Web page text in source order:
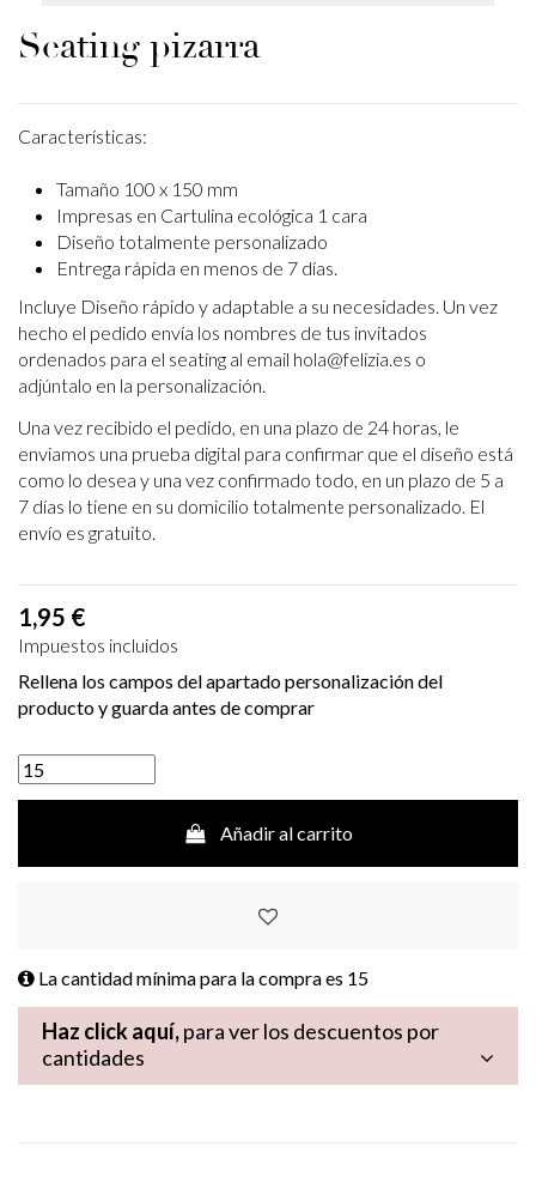
Seating pizarra
Características:
Tamaño 100 x 150 mm
Impresas en Cartulina ecológica 1 cara
Diseño totalmente personalizado
Entrega rápida en menos de 7 días.
Incluye Diseño rápido y adaptable a su necesidades. Un vez
hecho el pedido envía los nombres de tus invitados
ordenados para el seating al email hola@felizia.es o
adjúntalo en la personalización.
Una vez recibido el pedido, en una plazo de 24 horas, le
enviamos una prueba digital para confirmar que el diseño está
como lo desea y una vez confirmado todo, en un plazo de 5 a
7 días lo tiene en su domicilio totalmente personalizado. El
envío es gratuito.
1,95 €
Impuestos incluidos
Rellena los campos del apartado personalización del
producto y guarda antes de comprar
Añadir al carrito
La cantidad mínima para la compra es 15
Haz click aquí,para ver los descuentos por
cantidades